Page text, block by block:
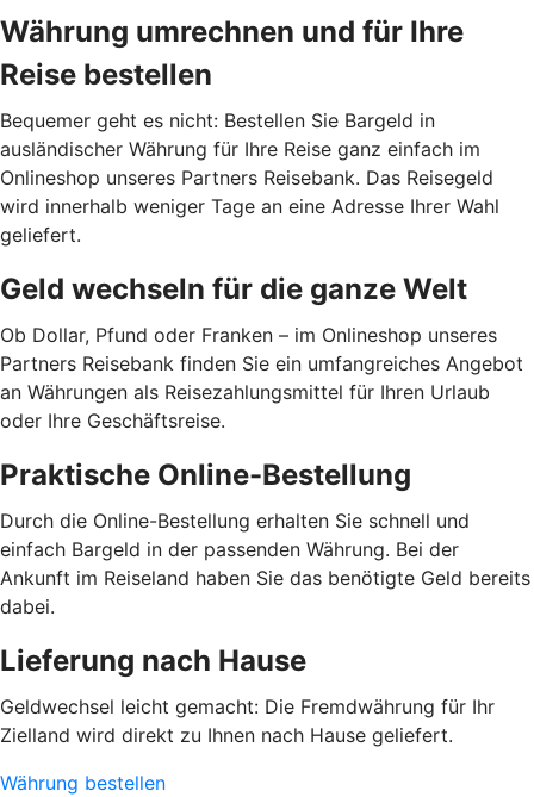
Währung umrechnen und für Ihre
Reise bestellen
Bequemer geht es nicht: Bestellen Sie Bargeld in
ausländischer Währung für Ihre Reise ganz einfach im
Onlineshop unseres Partners Reisebank. Das Reisegeld
wird innerhalb weniger Tage an eine Adresse Ihrer Wahl
geliefert.
Geld wechseln für die ganze Welt
Ob Dollar, Pfund oder Franken – im Onlineshop unseres
Partners Reisebank finden Sie ein umfangreiches Angebot
an Währungen als Reisezahlungsmittel für Ihren Urlaub
oder Ihre Geschäftsreise.
Praktische Online-Bestellung
Durch die Online-Bestellung erhalten Sie schnell und
einfach Bargeld in der passenden Währung. Bei der
Ankunft im Reiseland haben Sie das benötigte Geld bereits
dabei.
Lieferung nach Hause
Geldwechsel leicht gemacht: Die Fremdwährung für Ihr
Zielland wird direkt zu Ihnen nach Hause geliefert.
Währung bestellen